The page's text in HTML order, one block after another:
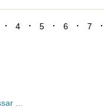
4 5 6 7
...